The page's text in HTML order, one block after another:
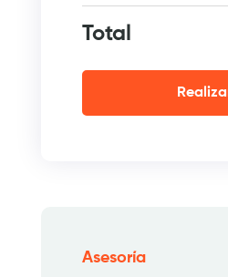
Total
Asesoría